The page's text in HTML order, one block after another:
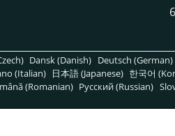
Dansk (Danish) Deutsch (German)
(Italian) 日本語 (Japanese) 한국어
(Romanian) Pусский (Russian)